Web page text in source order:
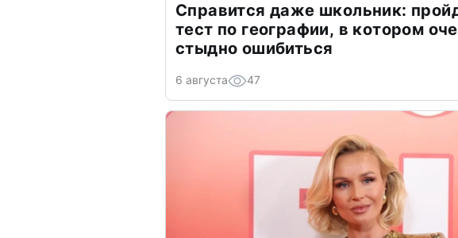
Справится даже школьник:
тест по географии, в котором
стыдно ошибиться
6 августа 47